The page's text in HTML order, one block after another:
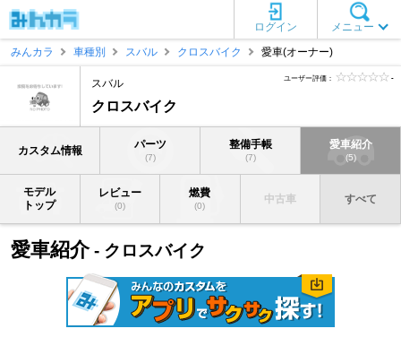
メニュー
ログイン
みんカラ
車種別 スバル クロスバイク 愛車(オーナー)
スバル
クロスバイク
ユーザー評価： -
カスタム情報 パーツ
(7)
整備手帳
(7)
愛車紹介
(5)
モデル
トップ
レビュー
(0)
燃費
(0)
中古車 すべて
愛車紹介- クロスバイク